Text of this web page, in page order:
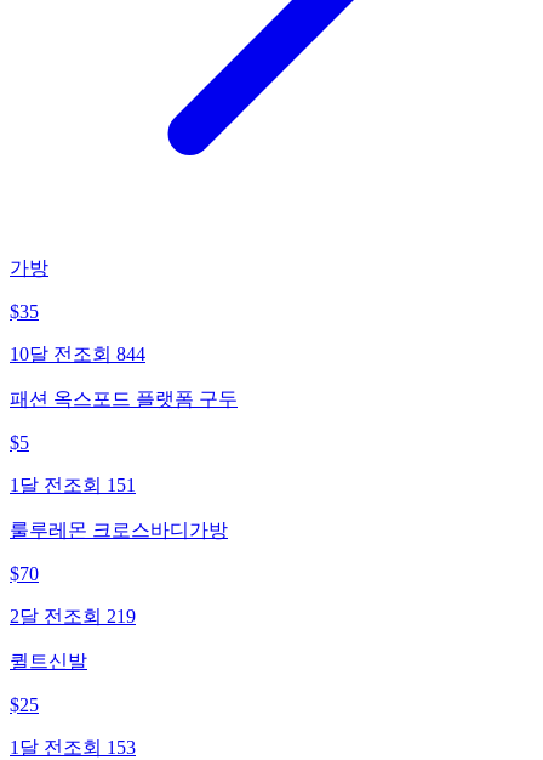
가방
$35
10달 전 조회 844
패션 옥스포드 플랫폼 구두
$5
1달 전 조회 151
룰루레몬 크로스바디가방
$70
2달 전 조회 219
퀼트신발
$25
1달 전 조회 153